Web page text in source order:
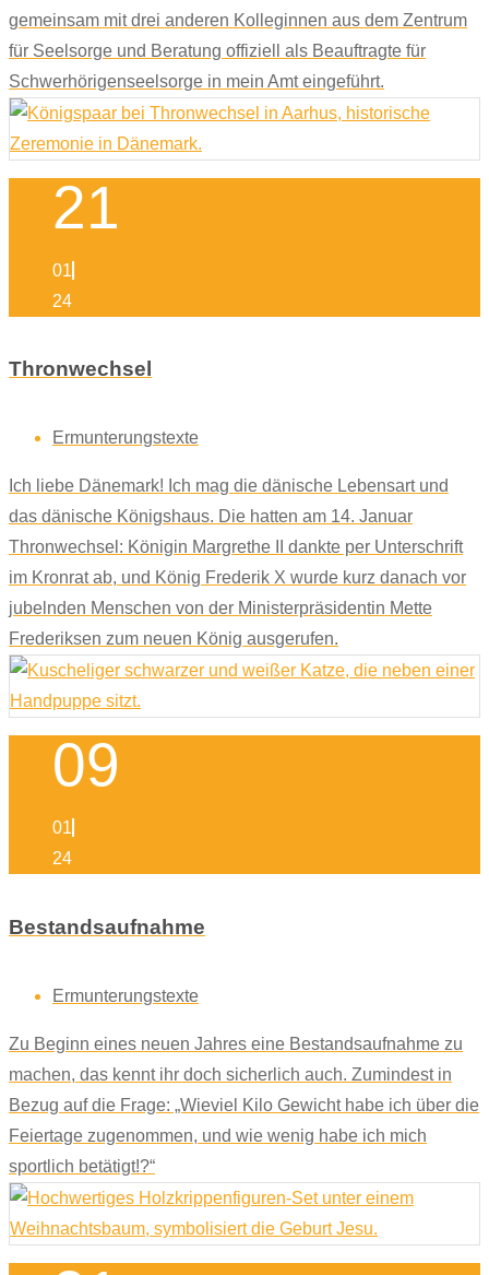
gemeinsam mit drei anderen Kolleginnen aus dem Zentrum
für Seelsorge und Beratung offiziell als Beauftragte für
Schwerhörigenseelsorge in mein Amt eingeführt.
21
01
24
Thronwechsel
Ermunterungstexte
Ich liebe Dänemark! Ich mag die dänische Lebensart und
das dänische Königshaus. Die hatten am 14. Januar
Thronwechsel: Königin Margrethe II dankte per Unterschrift
im Kronrat ab, und König Frederik X wurde kurz danach vor
jubelnden Menschen von der Ministerpräsidentin Mette
Frederiksen zum neuen König ausgerufen.
09
01
24
Bestandsaufnahme
Ermunterungstexte
Zu Beginn eines neuen Jahres eine Bestandsaufnahme zu
machen, das kennt ihr doch sicherlich auch. Zumindest in
Bezug auf die Frage: „Wieviel Kilo Gewicht habe ich über die
Feiertage zugenommen, und wie wenig habe ich mich
sportlich betätigt!?“